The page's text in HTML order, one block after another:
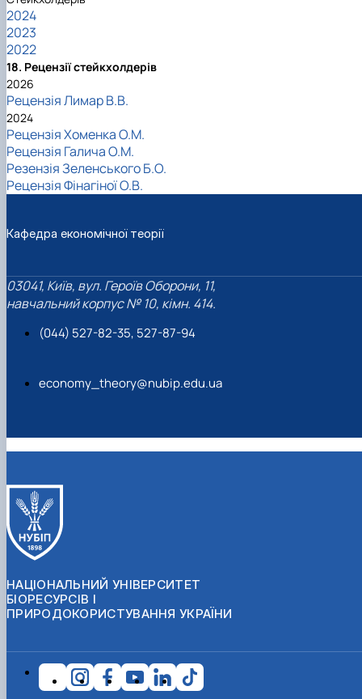
2024
2023
2022
18. Рецензії стейкхолдерів
2026
Рецензія Лимар В.В.
2024
Рецензія Хоменка О.М.
Рецензія Галича О.М.
Резензія Зеленського Б.О.
Рецензія Фінагіної О.В.
Кафедра економічної теорії
03041, Київ, вул. Героїв Оборони, 11,
навчальний корпус № 10, кімн. 414.
(044) 527-82-35, 527-87-94
economy_theory@nubip.edu.ua
НАЦІОНАЛЬНИЙ УНІВЕРСИТЕТ
БІОРЕСУРСІВ І
ПРИРОДОКОРИСТУВАННЯ УКРАЇНИ